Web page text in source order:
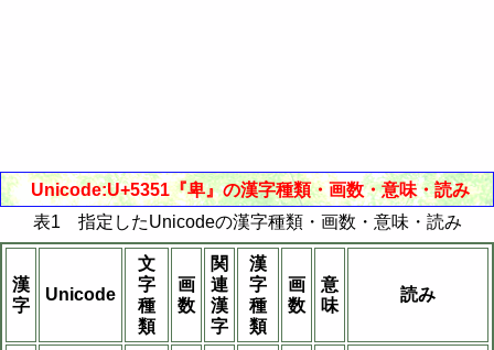
Unicode:U+5351『卑』の漢字種類・画数・意味・読み
表1 指定したUnicodeの漢字種類・画数・意味・読み
漢
字
Unicode
文
字
種
類
画
数
関
連
漢
字
漢
字
種
類
画
数
意
味
読み